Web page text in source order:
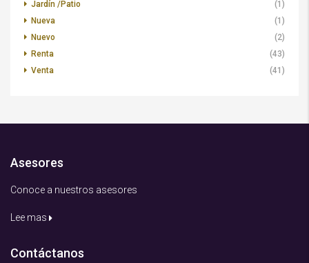
Jardín /Patio
(1)
Nueva
(1)
Nuevo
(2)
Renta
(43)
Venta
(41)
Asesores
Conoce a nuestros asesores
Lee mas
Contáctanos